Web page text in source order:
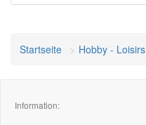
Startseite Hobby - Loisirs
Information: